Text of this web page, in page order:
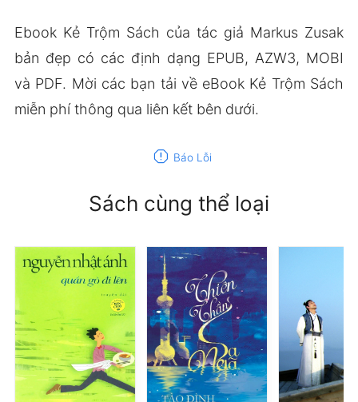
Ebook Kẻ Trộm Sách của tác giả Markus Zusak
bản đẹp có các định dạng EPUB, AZW3, MOBI
và PDF. Mời các bạn tải về eBook Kẻ Trộm Sách
miễn phí thông qua liên kết bên dưới.
report Báo Lỗi
Sách cùng thể loại